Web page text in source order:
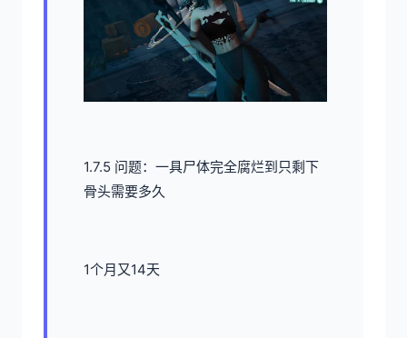
1.7.5 问题：一具尸体完全腐烂到只剩下
骨头需要多久
1个月又14天